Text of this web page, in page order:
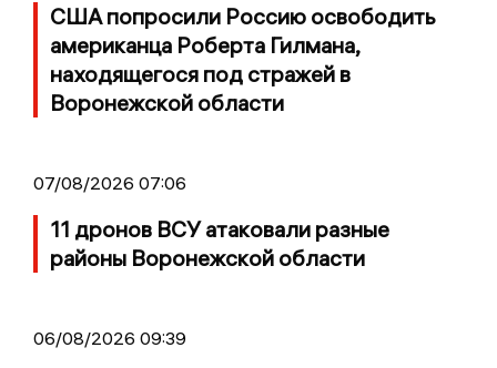
США попросили Россию освободить
американца Роберта Гилмана,
находящегося под стражей в
Воронежской области
07/08/2026 07:06
11 дронов ВСУ атаковали разные
районы Воронежской области
06/08/2026 09:39